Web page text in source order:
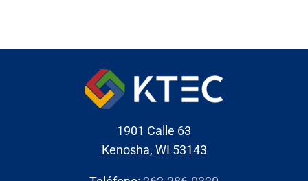
1901 Calle 63
Kenosha, WI 53143